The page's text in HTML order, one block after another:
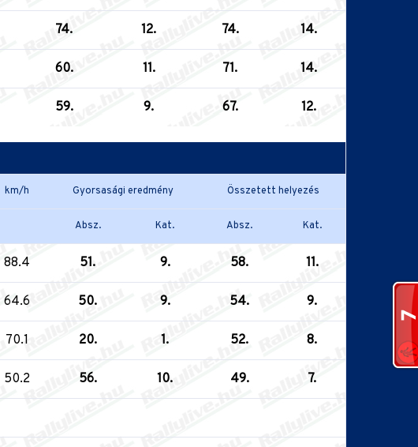
74. 12. 74. 14.
60. 11. 71. 14.
59. 9. 67. 12.
km/h Gyorsasági eredmény Összetett helyezés
Absz. Kat. Absz. Kat.
88.4 51. 9. 58. 11.
64.6 50. 9. 54. 9.
70.1 20. 1. 52. 8.
50.2 56. 10. 49. 7.